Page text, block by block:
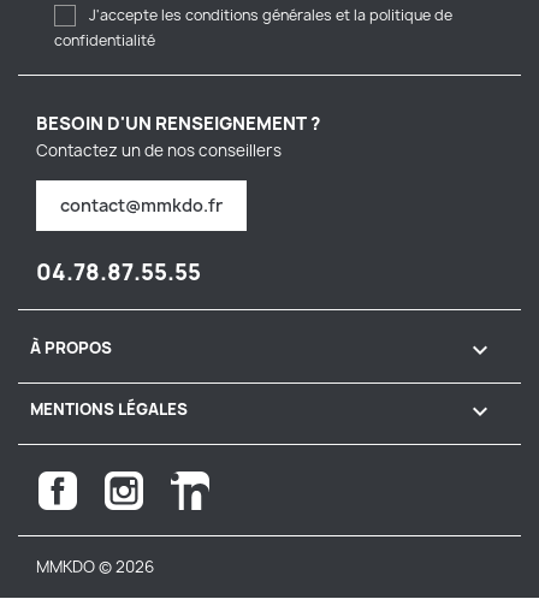
J'accepte les conditions générales et la politique de
confidentialité
BESOIN D'UN RENSEIGNEMENT ?
Contactez un de nos conseillers
contact@mmkdo.fr
04.78.87.55.55
À PROPOS 
MENTIONS LÉGALES 
FacebookInstagramLinkedIn
MMKDO © 2026